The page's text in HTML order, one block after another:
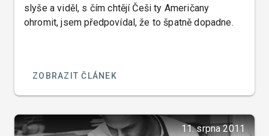
slyše a viděl, s čím chtějí Češi ty Američany
ohromit, jsem předpovídal, že to špatně dopadne.
ZOBRAZIT ČLÁNEK
11. srpna 2011